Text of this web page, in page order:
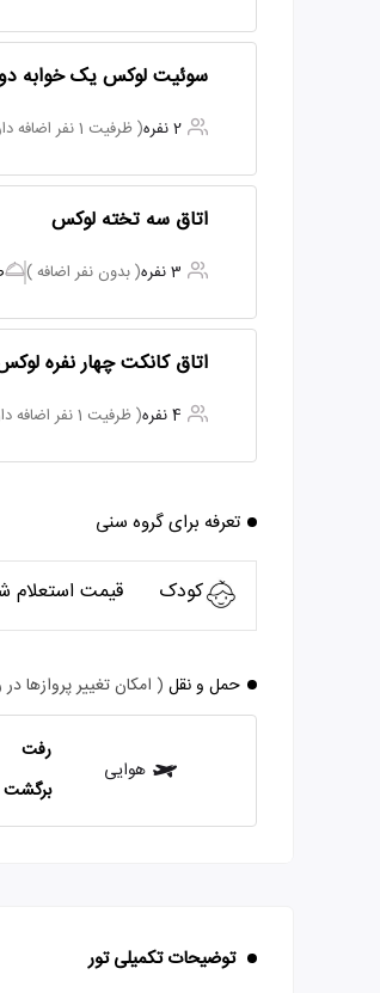
سوئیت لوکس یک خوابه
2 نفره ( ظرفیت 1 نفر اضافه دارد )
اتاق سه تخته لوکس
3 نفره ( بدون نفر اضافه )
اتاق کانکت چهار نفره
4 نفره ( ظرفیت 1 نفر اضافه دارد )
تعرفه برای گروه سنی
کودک قیمت استعلام
حمل و نقل ( امکان تغییر پروازها
هوایی
رفت
برگشت
توضیحات تکمیلی تور